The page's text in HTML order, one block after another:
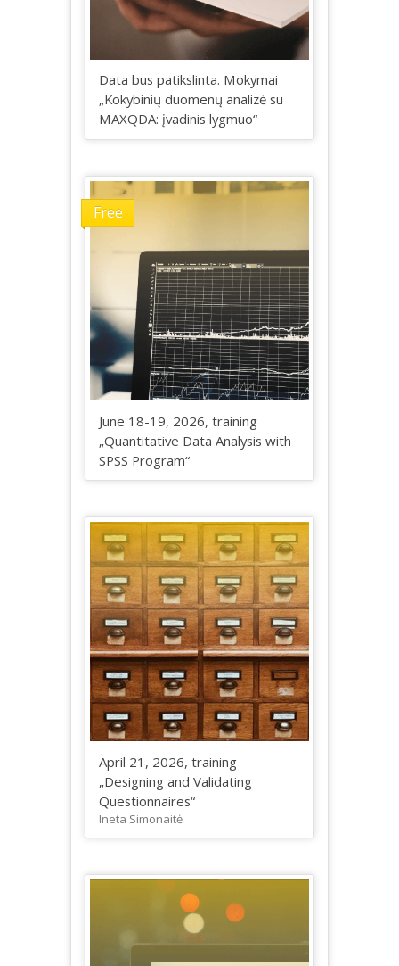
Data bus patikslinta. Mokymai
„Kokybinių duomenų analizė su
MAXQDA: įvadinis lygmuo“
Free
June 18-19, 2026, training
„Quantitative Data Analysis with
SPSS Program“
April 21, 2026, training
„Designing and Validating
Questionnaires“
Ineta Simonaitė